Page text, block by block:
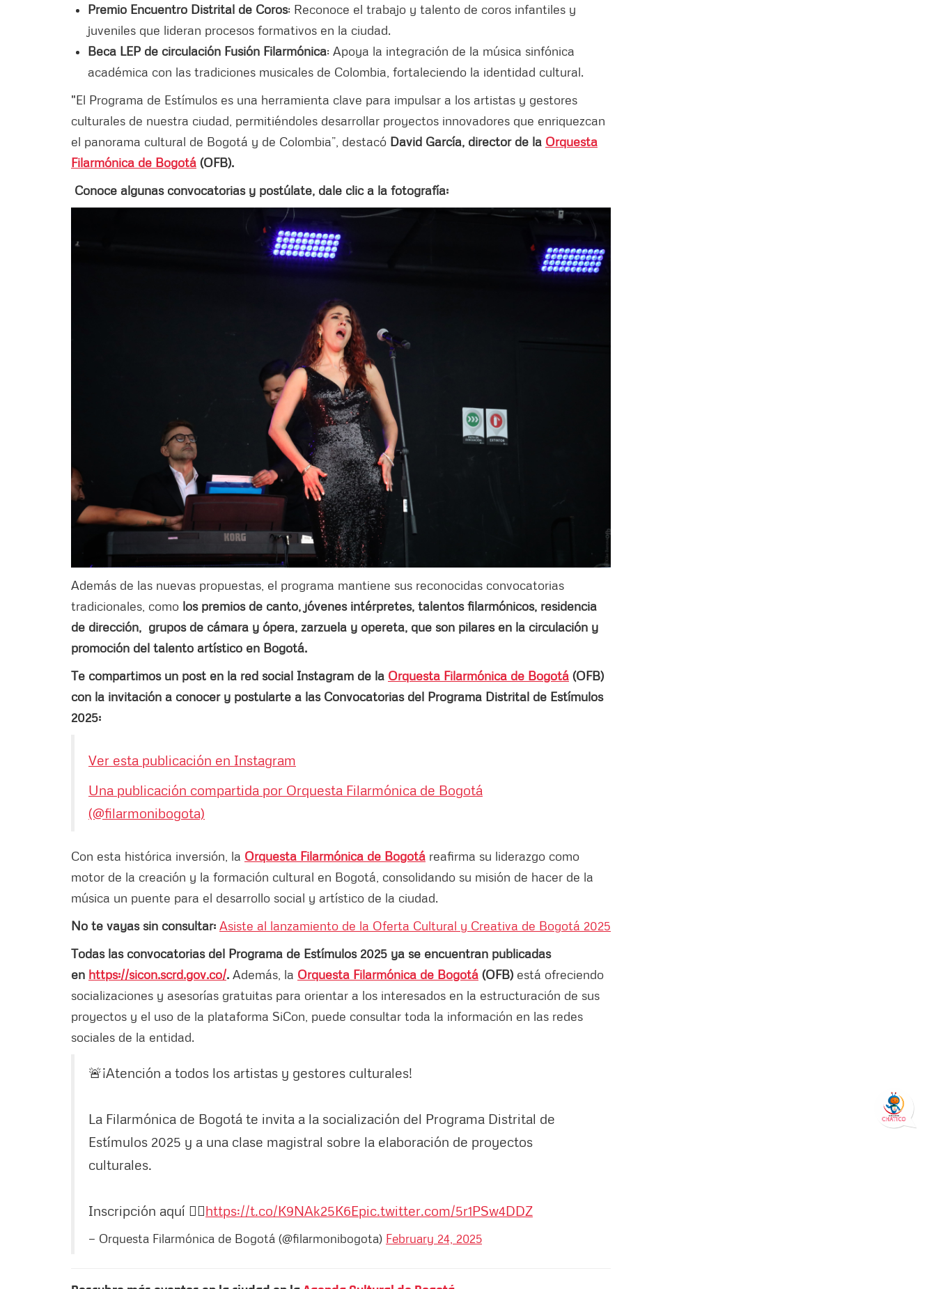
Premio Encuentro Distrital de Coros: Reconoce el trabajo y talento de coros infantiles y
juveniles que lideran procesos formativos en la ciudad.
Beca LEP de circulación Fusión Filarmónica: Apoya la integración de la música sinfónica
académica con las tradiciones musicales de Colombia, fortaleciendo la identidad cultural.
"El Programa de Estímulos es una herramienta clave para impulsar a los artistas y gestores
culturales de nuestra ciudad, permitiéndoles desarrollar proyectos innovadores que enriquezcan
el panorama cultural de Bogotá y de Colombia”, destacó David García, director de la Orquesta
Filarmónica de Bogotá (OFB).
Conoce algunas convocatorias y postúlate, dale clic a la fotografía:
Además de las nuevas propuestas, el programa mantiene sus reconocidas convocatorias
tradicionales, como los premios de canto, jóvenes intérpretes, talentos filarmónicos, residencia
de dirección, grupos de cámara y ópera, zarzuela y opereta, que son pilares en la circulación y
promoción del talento artístico en Bogotá.
Te compartimos un post en la red social Instagram de la Orquesta Filarmónica de Bogotá (OFB)
con la invitación a conocer y postularte a las Convocatorias del Programa Distrital de Estímulos
2025:
Ver esta publicación en Instagram
Una publicación compartida por Orquesta Filarmónica de Bogotá
(@filarmonibogota)
Con esta histórica inversión, la Orquesta Filarmónica de Bogotá reafirma su liderazgo como
motor de la creación y la formación cultural en Bogotá, consolidando su misión de hacer de la
música un puente para el desarrollo social y artístico de la ciudad.
No te vayas sin consultar: Asiste al lanzamiento de la Oferta Cultural y Creativa de Bogotá 2025
Todas las convocatorias del Programa de Estímulos 2025 ya se encuentran publicadas
en https://sicon.scrd.gov.co/. Además, la Orquesta Filarmónica de Bogotá (OFB) está ofreciendo
socializaciones y asesorías gratuitas para orientar a los interesados ​​en la estructuración de sus
proyectos y el uso de la plataforma SiCon, puede consultar toda la información en las redes
sociales de la entidad.
🚨¡Atención a todos los artistas y gestores culturales!
La Filarmónica de Bogotá te invita a la socialización del Programa Distrital de
Estímulos 2025 y a una clase magistral sobre la elaboración de proyectos
culturales.
Inscripción aquí 👇🏼https://t.co/K9NAk25K6Epic.twitter.com/5r1PSw4DDZ
— Orquesta Filarmónica de Bogotá (@filarmonibogota) February 24, 2025